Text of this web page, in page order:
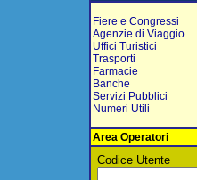
Fiere e Congressi
Agenzie di Viaggio
Uffici Turistici
Trasporti
Farmacie
Banche
Servizi Pubblici
Numeri Utili
Area Operatori
Codice Utente